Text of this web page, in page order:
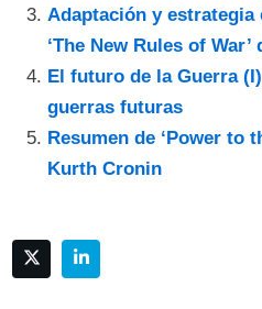
Adaptación y estrategia
‘The New Rules of War’
El futuro de la Guerra
guerras futuras
Resumen de ‘Power to
Kurth Cronin